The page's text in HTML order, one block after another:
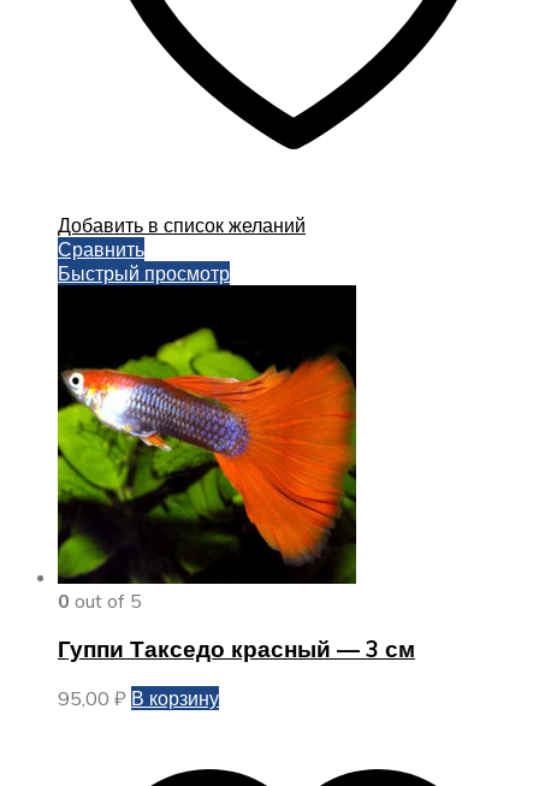
Добавить в список желаний
Сравнить
Быстрый просмотр
0 out of 5
Гуппи Такседо красный — 3 см
95,00 ₽ В корзину